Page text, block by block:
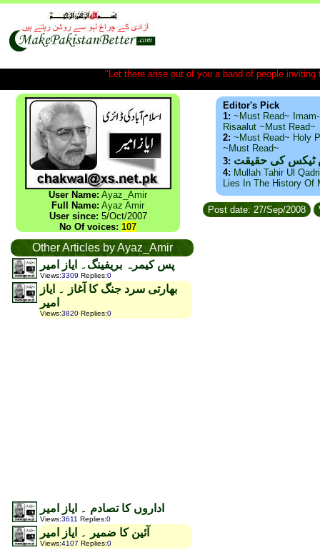
"Let there arise out of you a band of people
User Name: Ayaz_Amir
Full Name: Ayaz Amir
User since: 5/Oct/2007
No Of voices: 107
Other Articles by Ayaz_Amir
پس کیمرہ بریفینگ۔ ایاز امیر
Views:3309 Replies:0
بھارتی سرد جنگ کا آغاز ۔ ایاز
امیر
Views:3820 Replies:0
اداروں کا تصادم ۔ ایاز امیر
Views:3611 Replies:0
آئین کا ضمیر ۔ ایاز امیر
Views:4107 Replies:0
Editor's Pick
1: ~Must Read~
Risaalut ~Must Read~
2: ~Must Read~ Holy
~Must Read~
3: ٹیکس کی حقیقت
4: Mullah Tahir Ul
Lies In The History Of
Post date: 27/Sep/2008